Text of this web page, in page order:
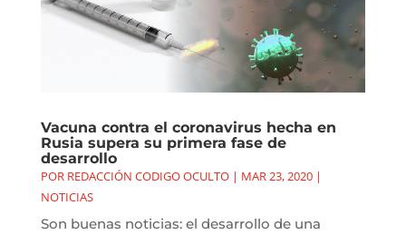
Vacuna contra el coronavirus hecha en
Rusia supera su primera fase de
desarrollo
POR REDACCIÓN CODIGO OCULTO| MAR 23, 2020|
NOTICIAS
Son buenas noticias: el desarrollo de una